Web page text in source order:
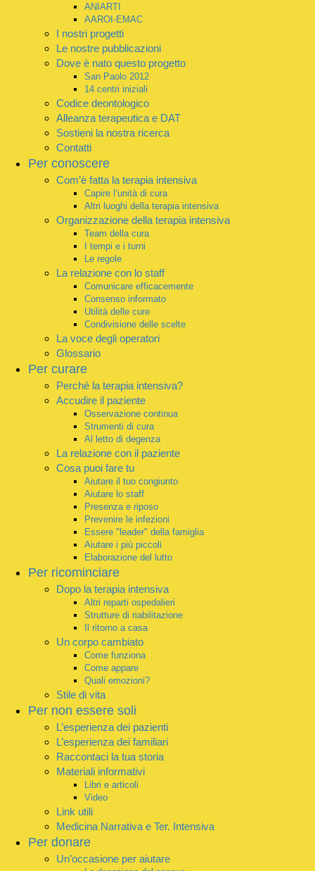
ANIARTI
AAROI-EMAC
I nostri progetti
Le nostre pubblicazioni
Dove è nato questo progetto
San Paolo 2012
14 centri iniziali
Codice deontologico
Alleanza terapeutica e DAT
Sostieni la nostra ricerca
Contatti
Per conoscere
Com’è fatta la terapia intensiva
Capire l’unità di cura
Altri luoghi della terapia intensiva
Organizzazione della terapia intensiva
Team della cura
I tempi e i turni
Le regole
La relazione con lo staff
Comunicare efficacemente
Consenso informato
Utilità delle cure
Condivisione delle scelte
La voce degli operatori
Glossario
Per curare
Perché la terapia intensiva?
Accudire il paziente
Osservazione continua
Strumenti di cura
Al letto di degenza
La relazione con il paziente
Cosa puoi fare tu
Aiutare il tuo congiunto
Aiutare lo staff
Presenza e riposo
Prevenire le infezioni
Essere "leader" della famiglia
Aiutare i più piccoli
Elaborazione del lutto
Per ricominciare
Dopo la terapia intensiva
Altri reparti ospedalieri
Strutture di riabilitazione
Il ritorno a casa
Un corpo cambiato
Come funziona
Come appare
Quali emozioni?
Stile di vita
Per non essere soli
L’esperienza dei pazienti
L’esperienza dei familiari
Raccontaci la tua storia
Materiali informativi
Libri e articoli
Video
Link utili
Medicina Narrativa e Ter. Intensiva
Per donare
Un’occasione per aiutare